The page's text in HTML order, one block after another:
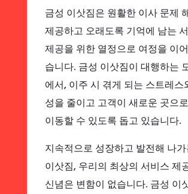
금성 이삿짐은 원활한 이사 문제
제공하고 오래도록 기억에 남는
제공을 위한 열정으로 여정을 이
습니다. 금성 이삿짐이 대행하는
에서, 이주 시 겪게 되는 스트레스
성을 줄이고 고객이 새로운 곳으
이동할 수 있도록 돕고 있습니다.
지속적으로 성장하고 발전해 나
이삿짐, 우리의 최상의 서비스 제
신념은 변함이 없습니다. 금성 이